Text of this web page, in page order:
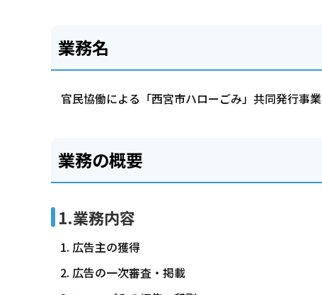
業務名
官民協働による「西宮市ハローごみ」共同発行事業
業務の概要
1.業務内容
広告主の獲得
広告の一次審査・掲載